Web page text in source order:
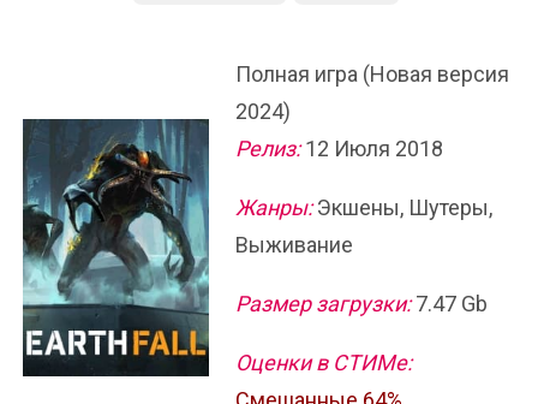
Полная игра (Новая версия
2024)
Релиз:12 Июля 2018
Жанры:Экшены, Шутеры,
Выживание
Размер загрузки:7.47 Gb
Оценки в СТИМе: